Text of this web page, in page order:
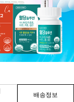
배송정보